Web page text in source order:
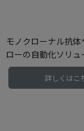
モノクローナル抗
ローの自動化ソリュ
詳しくはこ